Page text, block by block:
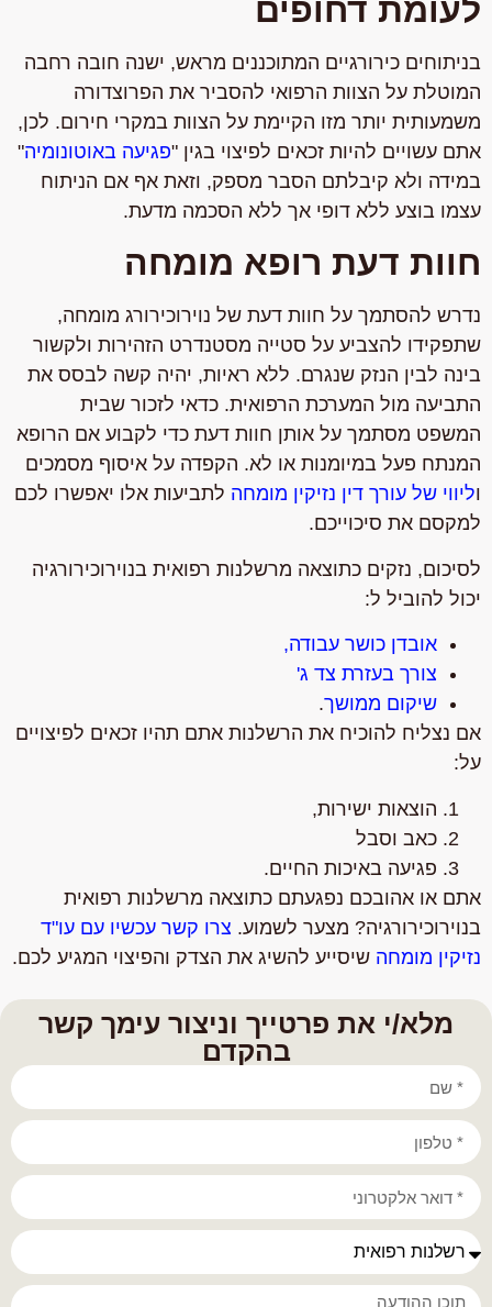
מלא/י את פרטייך וניצור עימך קשר
בהקדם
לעומת דחופים
בניתוחים כירורגיים המתוכננים מראש, ישנה חובה רחבה
המוטלת על הצוות הרפואי להסביר את הפרוצדורה
משמעותית יותר מזו הקיימת על הצוות במקרי חירום. לכן,
אתם עשויים להיות זכאים לפיצוי בגין "פגיעה באוטונומיה"
במידה ולא קיבלתם הסבר מספק, וזאת אף אם הניתוח
עצמו בוצע ללא דופי אך ללא הסכמה מדעת.
חוות דעת רופא מומחה
נדרש להסתמך על חוות דעת של נוירוכירורג מומחה,
שתפקידו להצביע על סטייה מסטנדרט הזהירות ולקשור
בינה לבין הנזק שנגרם. ללא ראיות, יהיה קשה לבסס את
התביעה מול המערכת הרפואית. כדאי לזכור שבית
המשפט מסתמך על אותן חוות דעת כדי לקבוע אם הרופא
המנתח פעל במיומנות או לא. הקפדה על איסוף מסמכים
וליווי של עורך דין נזיקין מומחהלתביעות אלו יאפשרו לכם
למקסם את סיכוייכם.
לסיכום, נזקים כתוצאה מרשלנות רפואית בנוירוכירורגיה
יכול להוביל ל:
אובדן כושר עבודה,
צורך בעזרת צד ג'
שיקום ממושך.
אם נצליח להוכיח את הרשלנות אתם תהיו זכאים לפיצויים
על:
הוצאות ישירות,
כאב וסבל
פגיעה באיכות החיים.
אתם או אהובכם נפגעתם כתוצאה מרשלנות רפואית
בנוירוכירורגיה? מצער לשמוע. צרו קשר עכשיו עם עו"ד
נזיקין מומחה שיסייע להשיג את הצדק והפיצוי המגיע לכם.